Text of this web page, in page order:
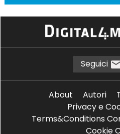
Seguici
About Autori
Privacy e
Terms&Conditions
Cookie